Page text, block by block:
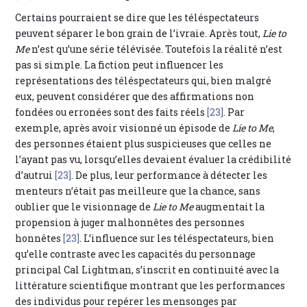
Certains pourraient se dire que les téléspectateurs
peuvent séparer le bon grain de l’ivraie. Après tout,Lie to
Men’est qu’une série télévisée. Toutefois la réalité n’est
pas si simple. La fiction peut influencer les
représentations des téléspectateurs qui, bien malgré
eux, peuvent considérer que des affirmations non
fondées ou erronées sont des faits réels[23]. Par
exemple, après avoir visionné un épisode deLie to Me,
des personnes étaient plus suspicieuses que celles ne
l’ayant pas vu, lorsqu’elles devaient évaluer la crédibilité
d’autrui[23]. De plus, leur performance à détecter les
menteurs n’était pas meilleure que la chance, sans
oublier que le visionnage deLie to Meaugmentait la
propension à juger malhonnêtes des personnes
honnêtes[23]. L’influence sur les téléspectateurs, bien
qu’elle contraste avec les capacités du personnage
principal Cal Lightman, s’inscrit en continuité avec la
littérature scientifique montrant que les performances
des individus pour repérer les mensonges par